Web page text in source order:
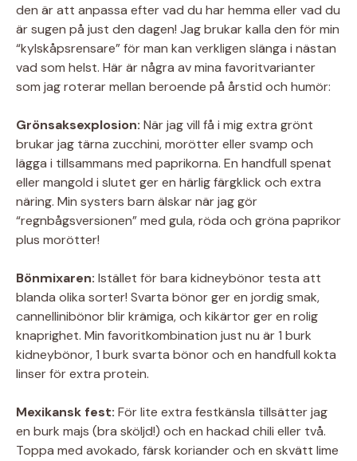
den är att anpassa efter vad du har hemma eller vad du
är sugen på just den dagen! Jag brukar kalla den för min
“kylskåpsrensare” för man kan verkligen slänga i nästan
vad som helst. Här är några av mina favoritvarianter
som jag roterar mellan beroende på årstid och humör:
Grönsaksexplosion: När jag vill få i mig extra grönt
brukar jag tärna zucchini, morötter eller svamp och
lägga i tillsammans med paprikorna. En handfull spenat
eller mangold i slutet ger en härlig färgklick och extra
näring. Min systers barn älskar när jag gör
“regnbågsversionen” med gula, röda och gröna paprikor
plus morötter!
Bönmixaren: Istället för bara kidneybönor testa att
blanda olika sorter! Svarta bönor ger en jordig smak,
cannellinibönor blir krämiga, och kikärtor ger en rolig
knaprighet. Min favoritkombination just nu är 1 burk
kidneybönor, 1 burk svarta bönor och en handfull kokta
linser för extra protein.
Mexikansk fest: För lite extra festkänsla tillsätter jag
en burk majs (bra sköljd!) och en hackad chili eller två.
Toppa med avokado, färsk koriander och en skvätt lime